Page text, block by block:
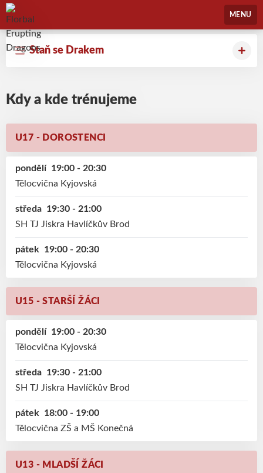
Florbal Erupting Dragons
MENU
Staň se Drakem
Kdy a kde trénujeme
U17 - DOROSTENCI
pondělí 19:00 - 20:30
Tělocvična Kyjovská
středa 19:30 - 21:00
SH TJ Jiskra Havlíčkův Brod
pátek
19:00 - 20:30
Tělocvična Kyjovská
U15 - STARŠÍ ŽÁCI
pondělí 19:00 - 20:30
Tělocvična Kyjovská
středa 19:30 - 21:00
SH TJ Jiskra Havlíčkův Brod
pátek
18:00 - 19:00
Tělocvična ZŠ a MŠ Konečná
U13 - MLADŠÍ ŽÁCI